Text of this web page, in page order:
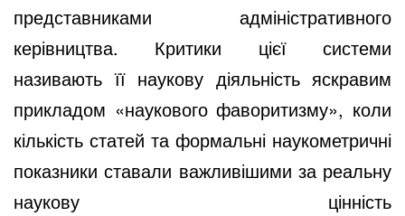
представниками адміністративного
керівництва. Критики цієї системи
називають її наукову діяльність яскравим
прикладом «наукового фаворитизму», коли
кількість статей та формальні наукометричні
показники ставали важливішими за реальну
наукову цінність